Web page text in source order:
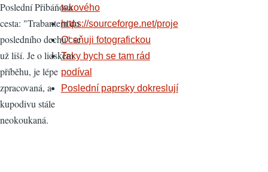
Poslední Přibáňova
cesta: "Trabantem do
posledního dechu" se
už liší. Je o lidském
příběhu, je lépe
zpracovaná, a
kupodivu stále
neokoukaná.
takového
https://sourceforge.net/proje
Oceňuji fotografickou
Taky bych se tam rád
podíval
Poslední paprsky dokreslují